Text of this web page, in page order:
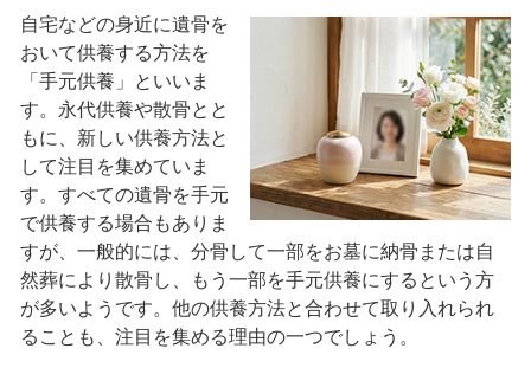
自宅などの身近に遺骨を
おいて供養する方法を
「手元供養」といいま
す。永代供養や散骨とと
もに、新しい供養方法と
して注目を集めていま
す。すべての遺骨を手元
で供養する場合もありま
すが、一般的には、分骨して一部をお墓に納骨または自
然葬により散骨し、もう一部を手元供養にするという方
が多いようです。他の供養方法と合わせて取り入れられ
ることも、注目を集める理由の一つでしょう。